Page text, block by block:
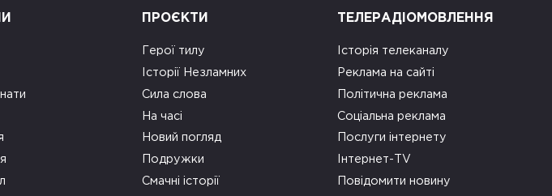
ПРОЄКТИ
Герої тилу
Історії Незламних
Сила слова
На часі
Новий погляд
Подружки
Смачні історії
ТЕЛЕРАДІОМОВЛЕННЯ
Історія телеканалу
Реклама на сайті
Політична реклама
Соціальна реклама
Послуги інтернету
Інтернет-TV
Повідомити новину